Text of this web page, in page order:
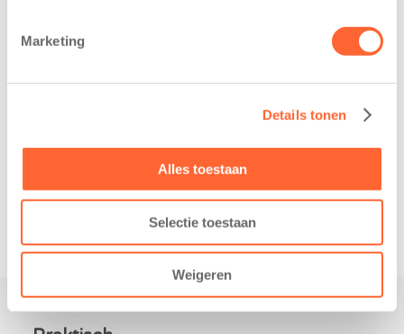
Marketing
Details tonen
Alles toestaan
Selectie toestaan
Weigeren
voor de Kids First
belangrijke stap
kindcentrum in
Leeuwarden Zuid.